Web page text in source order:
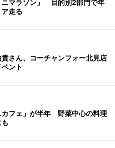
ニマラソン」 目的別2部門で年
走る
さん、コーチャンフォー北見店
ント
カフェ」が半年 野菜中心の料理